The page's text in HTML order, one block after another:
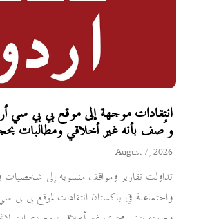
انتقادات موجهة إلى موقع بي بي
وُصف بأنه غير أخلاقي ومطالبات
August 7, 2026
تداولت تقارير ومواقف منسوبة إلى
واجتماعية في باكستان انتقادات لموقع بي بي